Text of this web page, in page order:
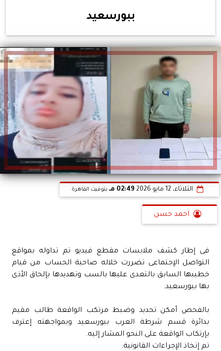
ببورسعيد
الثلاثاء، 12 مايو 2026 02:49 مـ بتوقيت القاهرة
احمد حسن
فى إطار كشف ملابسات مقطع فيديو تم تداوله بمواقع
التواصل الإجتماعى تضررت خلاله صاحبة الحساب من قيام
خطيبها السابق بالتعدى عليها بالسب وتهديدها بإلحاق الأذى
بها ببورسعيد.
بالفحص أمكن تحديد وضبط مرتكب الواقعة طالب مقيم
بدائرة قسم شرطة العرب ببورسعيد وبمواجهته إعترف
بإرتكاب الواقعة على النحو المشار إليه.
تم إتخاذ الإجراءات القانونية.